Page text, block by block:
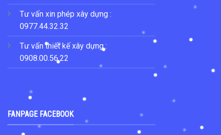
Tư vấn xin phép xây dựng :
0977.44.32.32
Tư vấn thiết kế xây dựng :
0908.00.56.22
FANPAGE FACEBOOK